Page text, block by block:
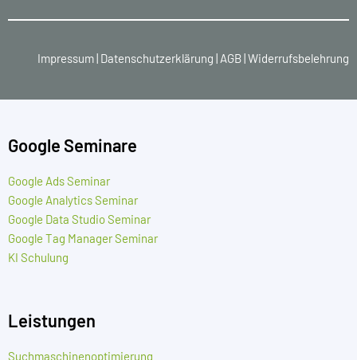
Impressum| Datenschutzerklärung | AGB|Widerrufsbelehrung
Google Seminare
Google Ads Seminar
Google Analytics Seminar
Google Data Studio Seminar
Google Tag Manager Seminar
KI Schulung
Leistungen
Suchmaschinenoptimierung